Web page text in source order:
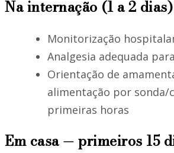
Na internação (1 a 2 dias)
Monitorização
Analgesia adequada
Orientação de
alimentação por sonda/
primeiras horas
Em casa — primeiros 15